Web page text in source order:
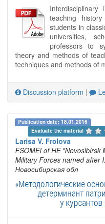
Interdisciplinary
teaching
students in
universities,
professors to
theory and methods of
techniques and methods of
Discussion platform |
Publication date: 18.01.2016
Evaluate the material
Larisa V. Frolova
FSOMEI of HE "Novosibirsk
Military Forces named after
Новосибирская обл
«Методологические
детерминант
у